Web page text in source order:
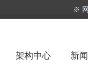
※
架构中心 新